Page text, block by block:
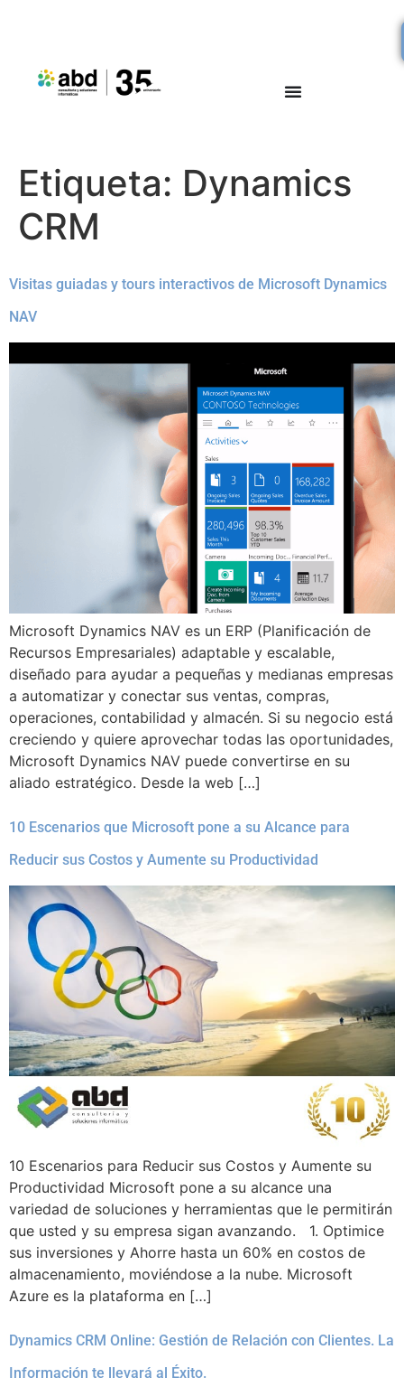
Etiqueta: Dynamics
CRM
Visitas guiadas y tours interactivos de Microsoft Dynamics
NAV
Microsoft Dynamics NAV es un ERP (Planificación de
Recursos Empresariales) adaptable y escalable,
diseñado para ayudar a pequeñas y medianas empresas
a automatizar y conectar sus ventas, compras,
operaciones, contabilidad y almacén. Si su negocio está
creciendo y quiere aprovechar todas las oportunidades,
Microsoft Dynamics NAV puede convertirse en su
aliado estratégico. Desde la web […]
10 Escenarios que Microsoft pone a su Alcance para
Reducir sus Costos y Aumente su Productividad
10 Escenarios para Reducir sus Costos y Aumente su
Productividad Microsoft pone a su alcance una
variedad de soluciones y herramientas que le permitirán
que usted y su empresa sigan avanzando. 1. Optimice
sus inversiones y Ahorre hasta un 60% en costos de
almacenamiento, moviéndose a la nube. Microsoft
Azure es la plataforma en […]
Dynamics CRM Online: Gestión de Relación con Clientes. La
Información te llevará al Éxito.